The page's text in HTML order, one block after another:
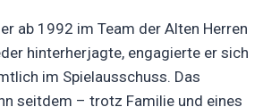
ab 1992 im Team der Alten Herren
hinterherjagte, engagierte er sich
im Spielausschuss. Das
seitdem – trotz Familie und eines